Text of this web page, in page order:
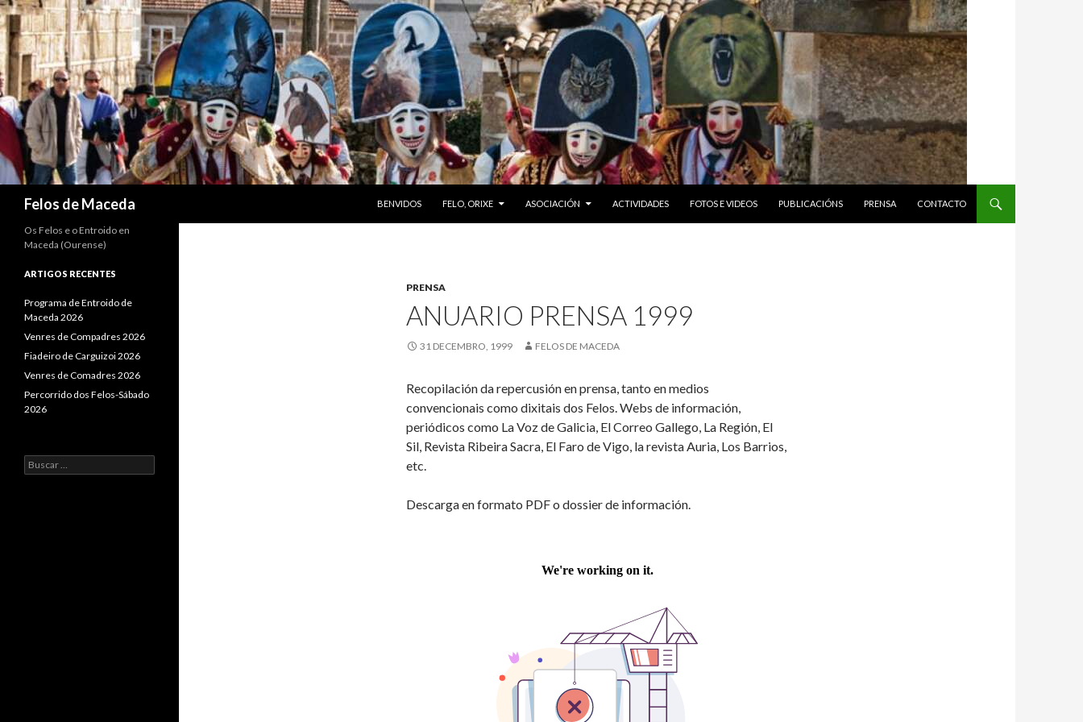
Felos de Maceda
BENVIDOS
FELO, ORIXE ASOCIACIÓN ACTIVIDADES FOTOS E VIDEOS PUBLICACIÓNS PRENSA CONTACTO
PRENSA
ANUARIO PRENSA 1999
31 DECEMBRO, 1999 FELOS DE MACEDA
Recopilación da repercusión en prensa, tanto en medios
convencionais como dixitais dos Felos. Webs de información,
periódicos como La Voz de Galicia, El Correo Gallego, La Región, El
Sil, Revista Ribeira Sacra, El Faro de Vigo, la revista Auria, Los Barrios,
etc.
Descarga en formato PDF o dossier de información.
Os Felos e o Entroido en
Maceda (Ourense)
ARTIGOS RECENTES
Programa de Entroido de
Maceda 2026
Venres de Compadres 2026
Fiadeiro de Carguizoi 2026
Venres de Comadres 2026
Percorrido dos Felos-Sábado
2026
Buscar: